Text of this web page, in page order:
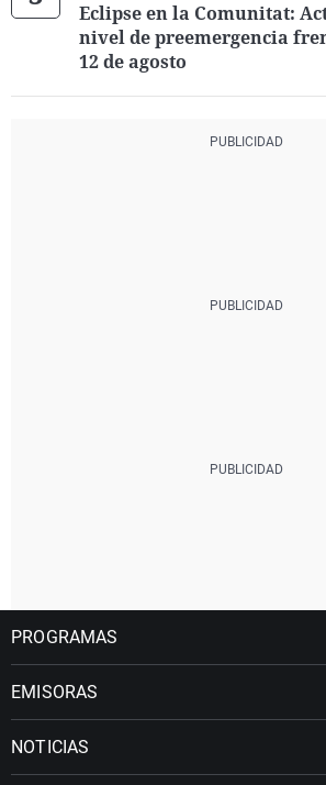
Eclipse en la Comunitat:
nivel de preemergencia
12 de agosto
PROGRAMAS
EMISORAS
NOTICIAS